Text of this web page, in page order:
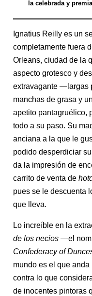
la celebrada y
Ignatius Reilly es un
completamente fuera
Orleans, ciudad de la
aspecto grotesco y
extravagante —largas
manchas de grasa y
apetito pantagruélico,
todo a su paso. Su
anciana a la que le
podido desperdiciar
da la impresión de
carrito de venta de
pues se le descuenta
que lleva.
Lo increíble en la
de los necios—el
Confederacy of
mundo es el que
contra lo que
de inocentes pintoras